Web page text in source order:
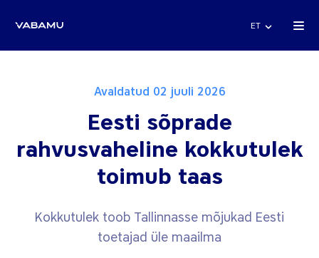
ET
Avaldatud 02 juuli 2026
Eesti sõprade
rahvusvaheline kokkutulek
toimub taas
Kokkutulek toob Tallinnasse mõjukad Eesti
toetajad üle maailma